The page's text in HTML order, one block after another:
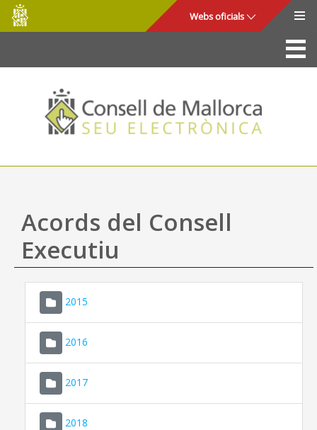
Salta al contingut principal
Consell
de
Mallorca
Webs oficials
La Seu
Consell de Mallorca
Accés i seguretat
Utilitats
Ajuda
Acords del Consell
Executiu
2015
2016
2017
2018